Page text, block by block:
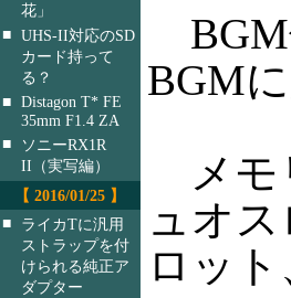
花」
■ UHS-II対応のSD
カード持って
る？
■ Distagon T* FE
35mm F1.4 ZA
■
ソニーRX1R
II（実写編）
【 2016/01/25 】
■
ライカTに汎用
ストラップを付
けられる純正ア
ダプター
BGM
BGM
メモ
ュオ
ロッ